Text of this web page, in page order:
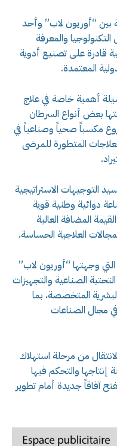
بين “أوريون لاب” وأحد
التكنولوجيا والمعرفة
قادرة على تصنيع أدوية
المعتمدة.
أهمية خاصة في علاج
بعض أنواع السرطان
مكسباً صحياً وصناعياً في
المتطورة للمرضى
التوجيهات الاستراتيجية
دوائية وطنية قوية
المضافة العالية
العلاجية الحساسة.
وجهتها “أوريون لاب”
الصناعية والتجهيزات
المتخصصة، بما
مجال الصناعات
من مرحلة استهلاك
إنتاجها والتحكم فيها
آفاقاً جديدة أمام تطوير